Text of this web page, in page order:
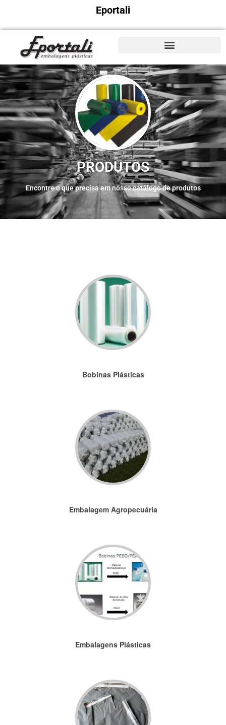
PRODUTOS
Encontre o que precisa em nosso catálogo de produtos
Bobinas Plásticas
Embalagem Agropecuária
Embalagens Plásticas
Eportali